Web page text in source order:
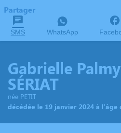
Partager
SMS WhatsApp
Gabrielle
SÉRIAT
née PETIT
décédée le 19 janvier 2024 à l'âge